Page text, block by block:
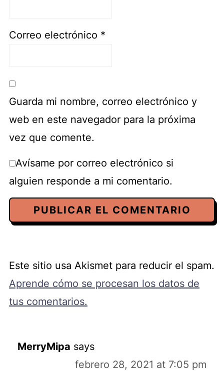
Correo electrónico *
Guarda mi nombre, correo electrónico y
web en este navegador para la próxima
vez que comente.
Avísame por correo electrónico si
alguien responde a mi comentario.
Este sitio usa Akismet para reducir el spam.
Aprende cómo se procesan los datos de
tus comentarios.
MerryMipa says
febrero 28, 2021 at 7:05 pm